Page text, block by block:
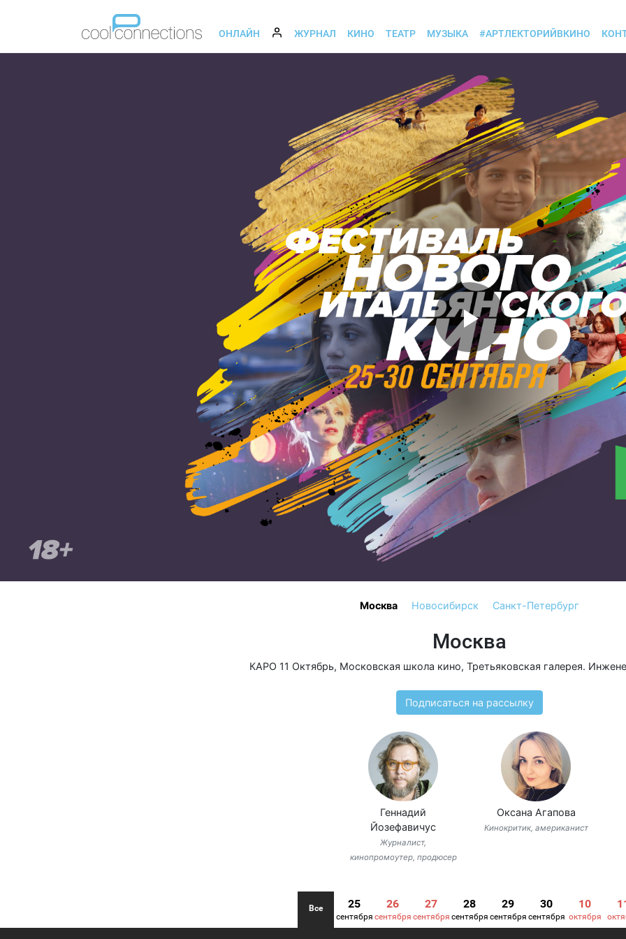
ОНЛАЙН ЖУРНАЛ КИНО ТЕАТР МУЗЫКА #АРТЛЕКТОРИЙВКИНО
Москва Новосибирск Санкт-Петербург
Москва
КАРО 11 Октябрь, Московская школа кино, Третьяковская галерея.
Подписаться на рассылку
Геннадий
Йозефавичус
Журналист,
кинопромоутер, продюсер
Оксана Агапова
Кинокритик, американист
Все 25
сентября
26
сентября
27
сентября
28
сентября
29
сентября
30
сентября
10
октября